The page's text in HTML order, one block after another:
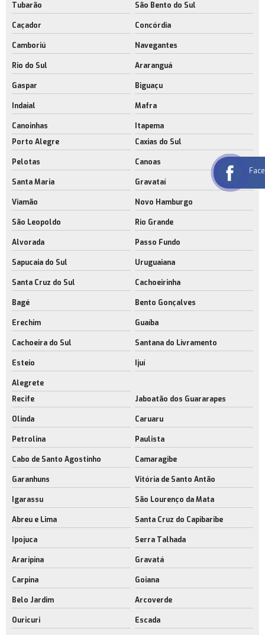
Tubarão São Bento do Sul
Caçador Concórdia
Camboriú Navegantes
Rio do Sul Araranguá
Gaspar Biguaçu
Indaial Mafra
Canoinhas
Itapema
Porto Alegre
Caxias do Sul
Pelotas Canoas
Santa Maria Gravataí
Viamão Novo Hamburgo
São Leopoldo Rio Grande
Alvorada Passo Fundo
Sapucaia do Sul Uruguaiana
Santa Cruz do Sul Cachoeirinha
Bagé Bento Gonçalves
Erechim Guaíba
Cachoeira do Sul Santana do Livramento
Esteio Ijuí
Alegrete
Recife
Jaboatão dos Guararapes
Olinda Caruaru
Petrolina Paulista
Cabo de Santo Agostinho Camaragibe
Garanhuns Vitória de Santo Antão
Igarassu São Lourenço da Mata
Abreu e Lima Santa Cruz do Capibaribe
Ipojuca Serra Talhada
Araripina Gravatá
Carpina Goiana
Belo Jardim Arcoverde
Ouricuri Escada